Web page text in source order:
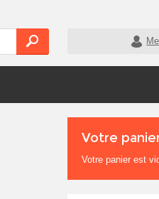
Votre
Votre panier est